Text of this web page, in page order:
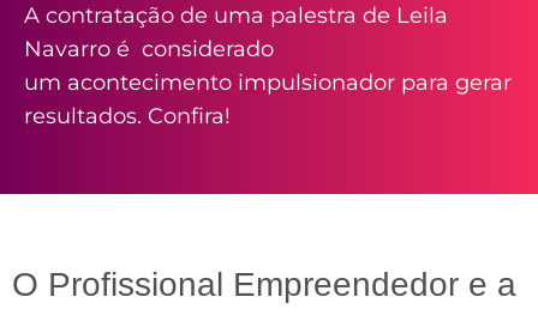
A contratação de uma palestra de Leila
Navarro é considerado
um acontecimento impulsionador para gerar
resultados. Confira!
O Profissional Empreendedor e a